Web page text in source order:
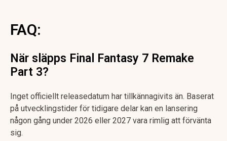
FAQ:
När släpps Final Fantasy 7 Remake
Part 3?
Inget officiellt releasedatum har tillkännagivits än. Baserat
på utvecklingstider för tidigare delar kan en lansering
någon gång under 2026 eller 2027 vara rimlig att förvänta
sig.